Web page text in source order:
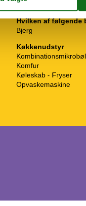
Sikkerheds Boks
Hvilken af følgende
Bjerg
Køkkenudstyr
Komfur
Køleskab - Fryser
Opvaskemaskine